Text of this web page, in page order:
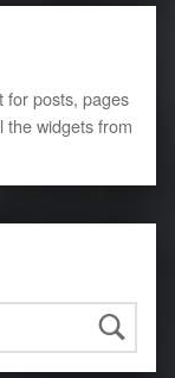
for posts, pages
the widgets from